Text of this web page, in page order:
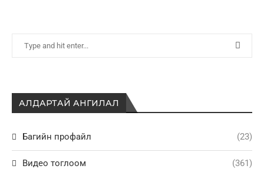
АЛДАРТАЙ АНГИЛАЛ
Багийн профайл (23)
Видео тоглоом (361)